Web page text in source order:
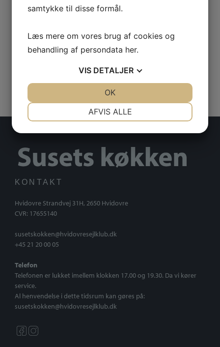
Pris pr pers. Kr. 399,00. Skal bestilles til hele selskabet.
Der kan tilkøbes Bailey, cognac eller anden likør som
afregnes til listepriser.
KONTAKT
Hvidovre Strandvej 31H, 2650 Hvidovre
CVR: 17655140
susetskokken@hvidovresejlklub.dk
+45 21 20 00 05
Telefon
Telefonen er lukket imellem klokken 17.00 og 19.30. Da vi kører
service.
Al henvendelse i dette tidsrum kan gøres på:
susetskokken@hvidovresejlklub.dk
samtykke til disse formål.
Læs mere om vores brug af cookies og
behandling af persondata her.
VIS DETALJER
AFVIS ALLE
OK